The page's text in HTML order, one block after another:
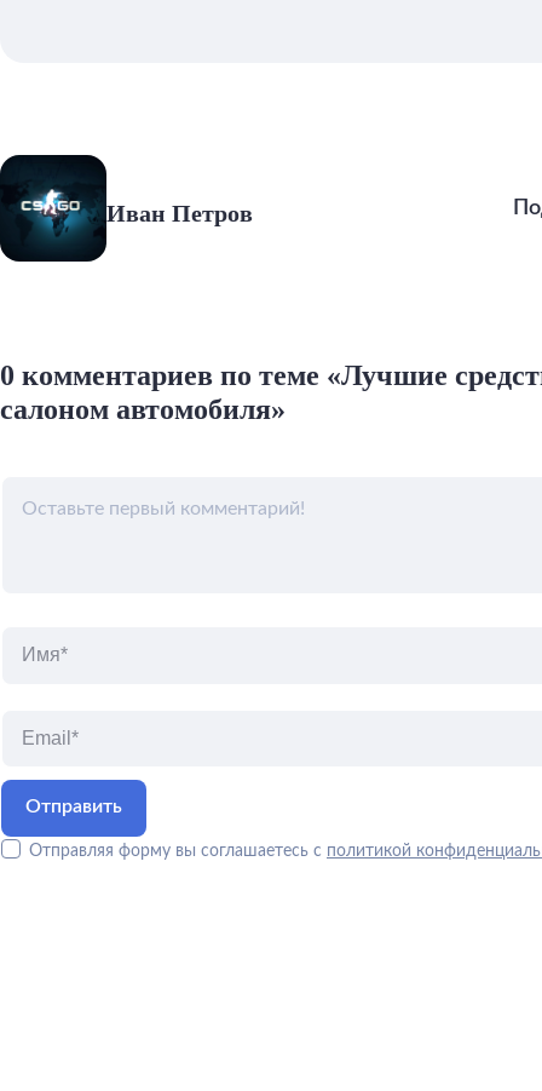
Иван Петров
0 комментариев по теме «Лучшие
салоном автомобиля»
Отправляя форму вы соглашаетесь с политикой